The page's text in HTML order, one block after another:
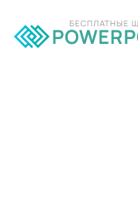
БЕСПЛАТНЫЕ